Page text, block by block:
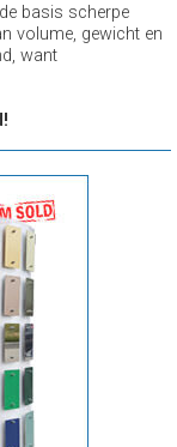
basis scherpe
volume, gewicht en
want